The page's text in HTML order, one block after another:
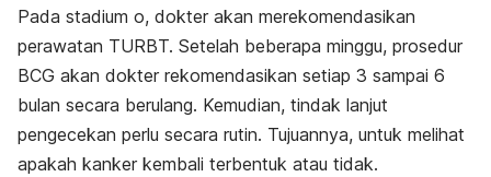
Pada stadium o, dokter akan merekomendasikan
perawatan TURBT. Setelah beberapa minggu, prosedur
BCG akan dokter rekomendasikan setiap 3 sampai 6
bulan secara berulang. Kemudian, tindak lanjut
pengecekan perlu secara rutin. Tujuannya, untuk melihat
apakah kanker kembali terbentuk atau tidak.